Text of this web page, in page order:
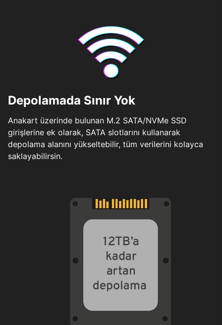
Depolamada Sınır Yok
Anakart üzerinde bulunan M.2 SATA/NVMe SSD
girişlerine ek olarak, SATA slotlarını kullanarak
depolama alanını yükseltebilir, tüm verilerini kolayca
saklayabilirsin.